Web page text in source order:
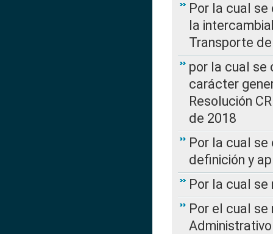
Por la cual
la
Transporte
por la cual se
carácter
Resolución
de 2018
Por la cual
definición y
Por la cual
Por el cual